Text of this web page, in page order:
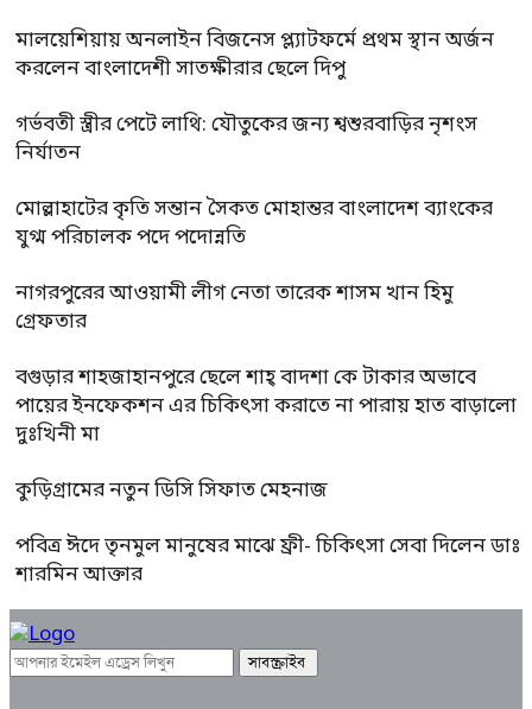
মালয়েশিয়ায় অনলাইন বিজনেস প্ল্যাটফর্মে প্রথম স্থান অর্জন
করলেন বাংলাদেশী সাতক্ষীরার ছেলে দিপু
গর্ভবতী স্ত্রীর পেটে লাথি: যৌতুকের জন্য শ্বশুরবাড়ির নৃশংস
নির্যাতন
মোল্লাহাটের কৃতি সন্তান সৈকত মোহান্তর বাংলাদেশ ব্যাংকের
যুগ্ম পরিচালক পদে পদোন্নতি
নাগরপুরের আওয়ামী লীগ নেতা তারেক শাসম খান হিমু
গ্রেফতার
বগুড়ার শাহজাহানপুরে ছেলে শাহ্ বাদশা কে টাকার অভাবে
পায়ের ইনফেকশন এর চিকিৎসা করাতে না পারায় হাত বাড়ালো
দুঃখিনী মা
কুড়িগ্রামের নতুন ডিসি সিফাত মেহনাজ
পবিত্র ঈদে তৃনমুল মানুষের মাঝে ফ্রী- চিকিৎসা সেবা দিলেন ডাঃ
শারমিন আক্তার